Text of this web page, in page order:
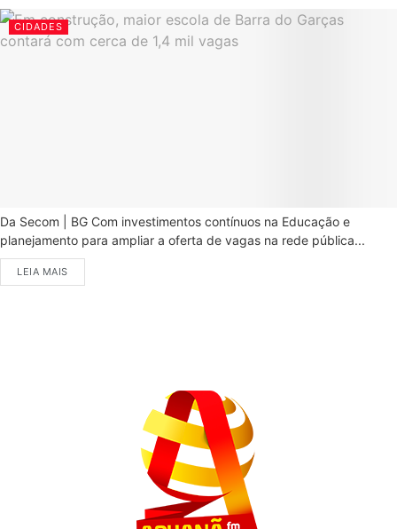
CIDADES
Da Secom | BG Com investimentos contínuos na Educação e
planejamento para ampliar a oferta de vagas na rede pública...
LEIA MAIS